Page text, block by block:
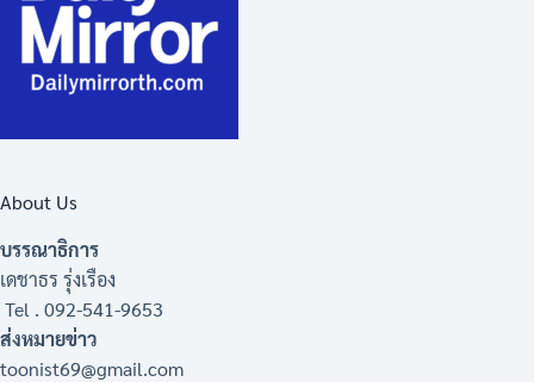
About Us
บรรณาธิการ
เดชาธร รุ่งเรือง
Tel . 092-541-9653
ส่งหมายข่าว
toonist69@gmail.com